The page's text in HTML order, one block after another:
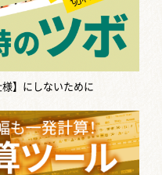
】にしないために